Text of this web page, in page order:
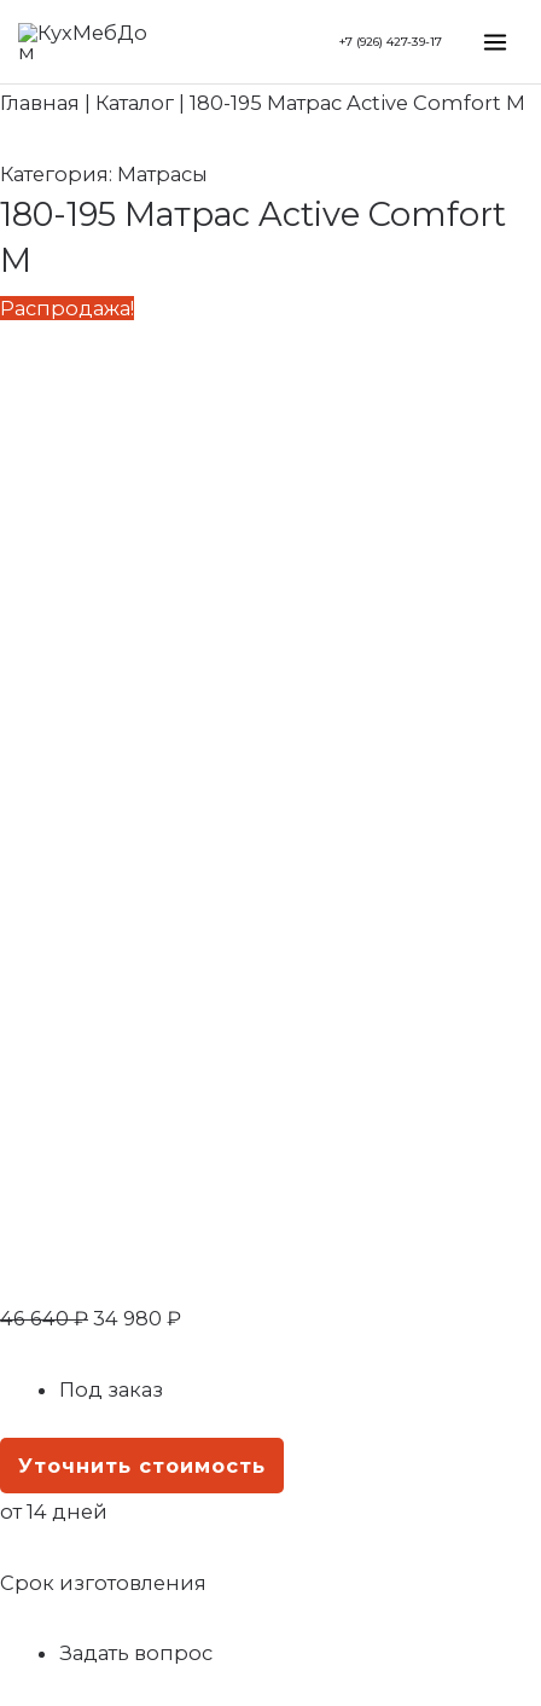
Перейти
содержимому
+7 (926) 427-39-17
Главная Каталог 180-195 Матрас Active Comfort M
Категория: Матрасы
180-195 Матрас Active Comfort
M
Распродажа!
46 640₽
Первоначальная
составляла
640 ₽.
34 980 ₽
34
Под заказ
Уточнить стоимость
от 14 дней
Срок изготовления
Задать вопрос
Search...